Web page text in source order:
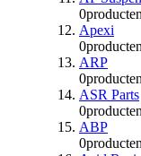
0
Apexi
0
ARP
0
ASR Parts
0
ABP
0